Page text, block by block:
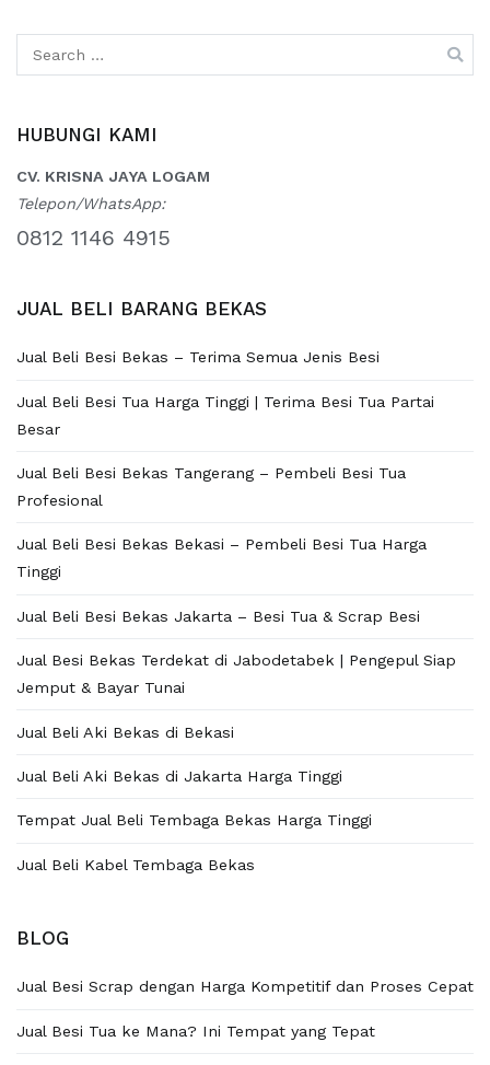
for:
HUBUNGI KAMI
CV. KRISNA JAYA LOGAM
Telepon/WhatsApp:
0812 1146 4915
JUAL BELI BARANG BEKAS
Jual Beli Besi Bekas – Terima Semua Jenis Besi
Jual Beli Besi Tua Harga Tinggi | Terima Besi Tua Partai
Besar
Jual Beli Besi Bekas Tangerang – Pembeli Besi Tua
Profesional
Jual Beli Besi Bekas Bekasi – Pembeli Besi Tua Harga
Tinggi
Jual Beli Besi Bekas Jakarta – Besi Tua & Scrap Besi
Jual Besi Bekas Terdekat di Jabodetabek | Pengepul Siap
Jemput & Bayar Tunai
Jual Beli Aki Bekas di Bekasi
Jual Beli Aki Bekas di Jakarta Harga Tinggi
Tempat Jual Beli Tembaga Bekas Harga Tinggi
Jual Beli Kabel Tembaga Bekas
BLOG
Jual Besi Scrap dengan Harga Kompetitif dan Proses Cepat
Jual Besi Tua ke Mana? Ini Tempat yang Tepat